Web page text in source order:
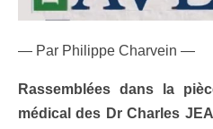
— Par Philippe Charvein —
Rassemblées dans la
médical des Dr Charles